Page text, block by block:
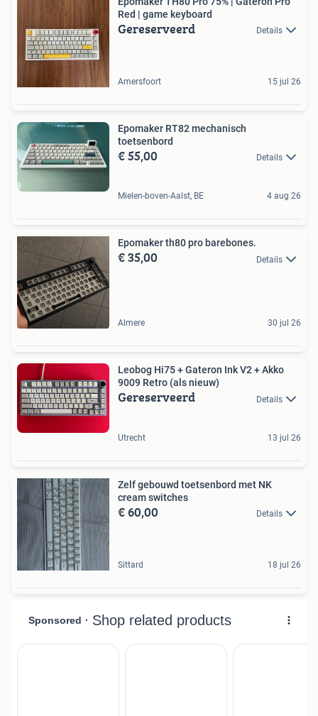
Red | game keyboard
Gereserveerd Details
Amersfoort 15 jul 26
Epomaker RT82 mechanisch
toetsenbord
€ 55,00 Details
Mielen-boven-Aalst, BE 4 aug 26
Epomaker th80 pro barebones.
€ 35,00 Details
Almere 30 jul 26
Leobog Hi75 + Gateron Ink V2 + Akko
9009 Retro (als nieuw)
Gereserveerd Details
Utrecht 13 jul 26
Zelf gebouwd toetsenbord met NK
cream switches
€ 60,00 Details
Sittard 18 jul 26